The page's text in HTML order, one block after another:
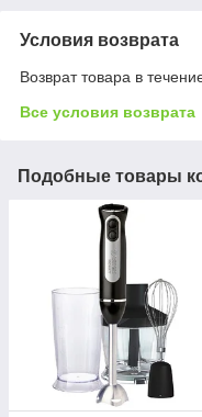
Условия возврата
Возврат товара в
Все условия возврата
Подобные товары